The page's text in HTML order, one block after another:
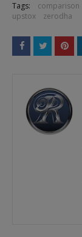
Tags: comparison
upstox
zerodha